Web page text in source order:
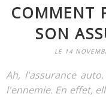
COMMENT
SON
LE 14
Ah, l'assurance
l'ennemie. En effet,